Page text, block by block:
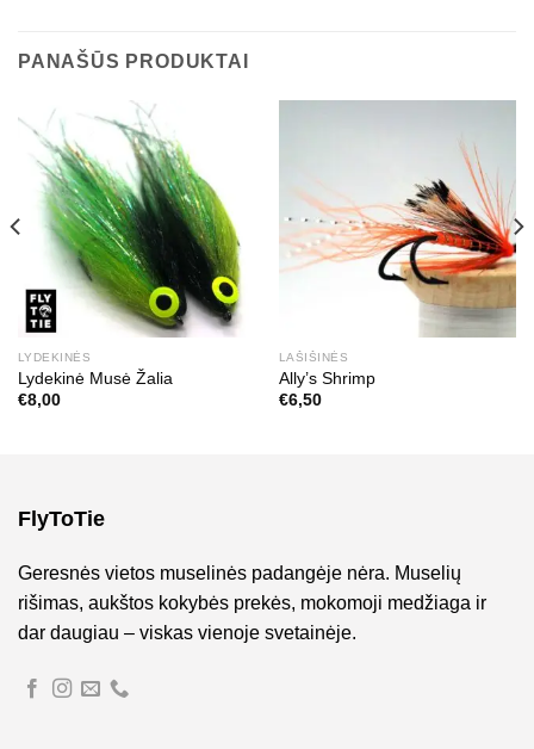
PANAŠŪS PRODUKTAI
LYDEKINĖS
Lydekinė Musė Žalia
€8,00
LAŠIŠINĖS
Ally’s Shrimp
€6,50
FlyToTie
Geresnės vietos muselinės padangėje nėra. Muselių
rišimas, aukštos kokybės prekės, mokomoji medžiaga ir
dar daugiau – viskas vienoje svetainėje.